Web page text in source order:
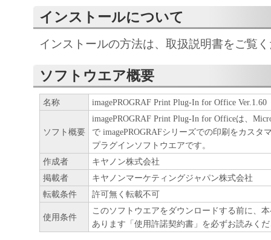
(1) お客様は、「本ソフトウエア」を、キ
ェットプリンタ（以下「プリンタ」と言い
それぞれにおいて使用（「使用」とは、「
ア」をコンピュータの記憶媒体上にインス
と、またはコンピュータにおいて表示する
すること、読み出すこと、もしくは実行す
も含むものとします）することができます
た、お客様が「プリンタ」を使用すること
様のイントラネット内のユーザ（以下「指
います）に、本契約の条件の下で、「許諾
を使用させることができます。その場合、
かる「指定ユーザ」を本契約の条件に従わ
インストールについて
インストールの方法は、取扱説明書をご覧
ソフトウエア概要
名称 imagePROGRAF Print Plug-In for Office Ver.1.60
ソフト概要
imagePROGRAF Print Plug-In for Officeは、
で imagePROGRAFシリーズでの印刷をカスタ
プラグインソフトウエアです。
作成者
キヤノン株式会社
掲載者
キヤノンマーケティングジャパン株式会社
転載条件
許可無く転載不可
使用条件
このソフトウエアをダウンロードする前に、
あります「使用許諾契約書」を必ずお読みく